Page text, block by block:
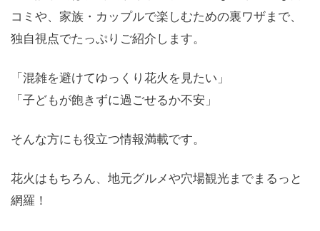
コミや、家族・カップルで楽しむための裏ワザまで、
独自視点でたっぷりご紹介します。
「混雑を避けてゆっくり花火を見たい」
「子どもが飽きずに過ごせるか不安」
そんな方にも役立つ情報満載です。
花火はもちろん、地元グルメや穴場観光までまるっと
網羅！